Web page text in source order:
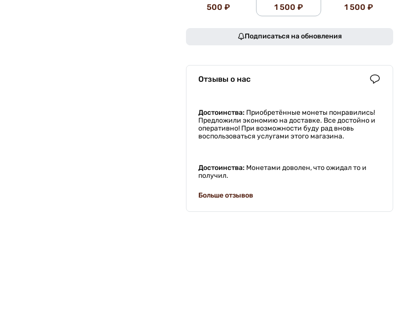
500 ₽ 1 500 ₽ 1 500 ₽
Подписаться на обновления
Отзывы о нас
Достоинства: Приобретённые монеты понравились!
Предложили экономию на доставке. Все достойно и
оперативно! При возможности буду рад вновь
воспользоваться услугами этого магазина.
Достоинства: Монетами доволен, что ожидал то и
получил.
Больше отзывов